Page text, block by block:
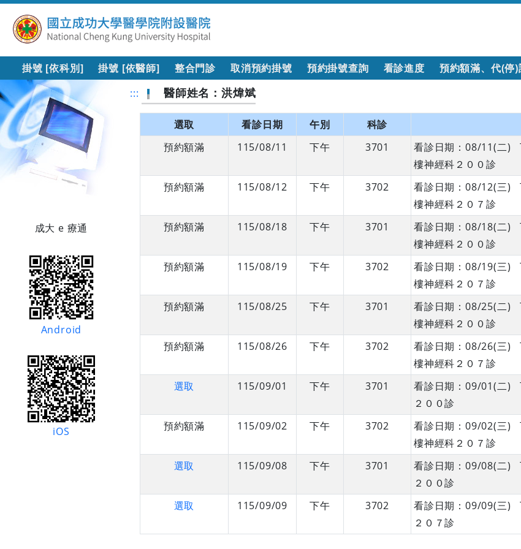
掛號 [依科別] 掛號 [依醫師] 整合門診 取消預約掛號 預約掛號查詢 看診進度 預約額滿、代(停
成大 e 療通
Android
iOS
::: 醫師姓名：洪煒斌
選取 看診日期 午別 科診
預約額滿
115/08/11 下午 3701
看診日期：08/11(二)
樓神經科２００診
預約額滿
115/08/12 下午 3702
看診日期：08/12(三)
樓神經科２０７診
預約額滿
115/08/18 下午 3701
看診日期：08/18(二)
樓神經科２００診
預約額滿
115/08/19 下午 3702
看診日期：08/19(三)
樓神經科２０７診
預約額滿
115/08/25 下午 3701
看診日期：08/25(二)
樓神經科２００診
預約額滿
115/08/26 下午 3702
看診日期：08/26(三)
樓神經科２０７診
選取
115/09/01 下午 3701
看診日期：09/01(二)
２００診
預約額滿
115/09/02 下午 3702
看診日期：09/02(三)
樓神經科２０７診
選取
115/09/08 下午 3701
看診日期：09/08(二)
２００診
選取
115/09/09 下午 3702
看診日期：09/09(三)
２０７診